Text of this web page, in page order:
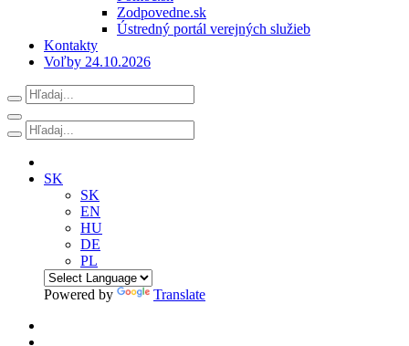
Zodpovedne.sk
Ústredný portál verejných služieb
Kontakty
Voľby 24.10.2026
SK
SK
EN
HU
DE
PL
Powered by Translate